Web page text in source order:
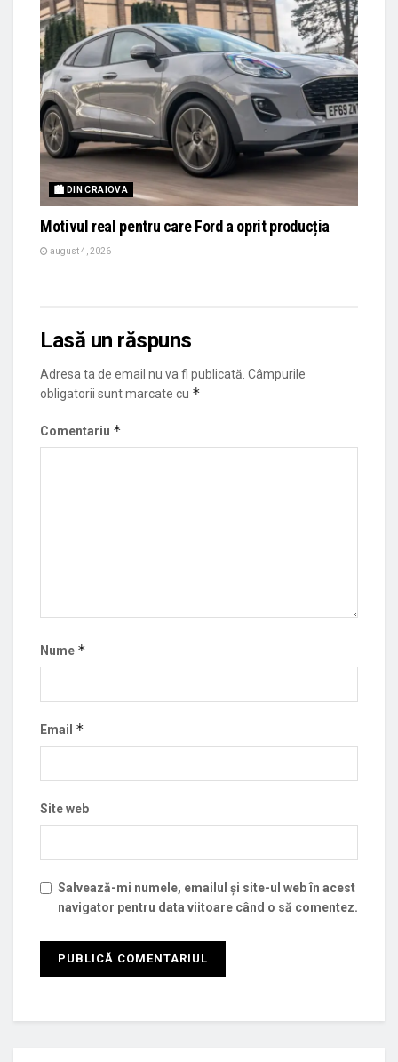
🏙 DIN CRAIOVA
Motivul real pentru care Ford a oprit producția
august 4, 2026
Lasă un răspuns
Adresa ta de email nu va fi publicată. Câmpurile
obligatorii sunt marcate cu *
Comentariu *
Nume *
Email *
Site web
Salvează-mi numele, emailul și site-ul web în acest
navigator pentru data viitoare când o să comentez.